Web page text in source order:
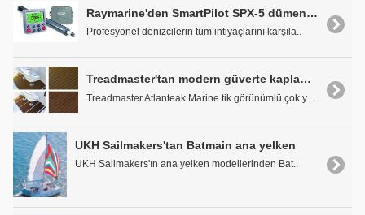
Raymarine'den SmartPilot SPX-5 dümen yekesi
Profesyonel denizcilerin tüm ihtiyaçlarını karşıla..
Treadmaster'tan modern güverte kaplamaları
UKH Sailmakers'tan Batmain ana yelken
UKH Sailmakers'ın ana yelken modellerinden Bat..